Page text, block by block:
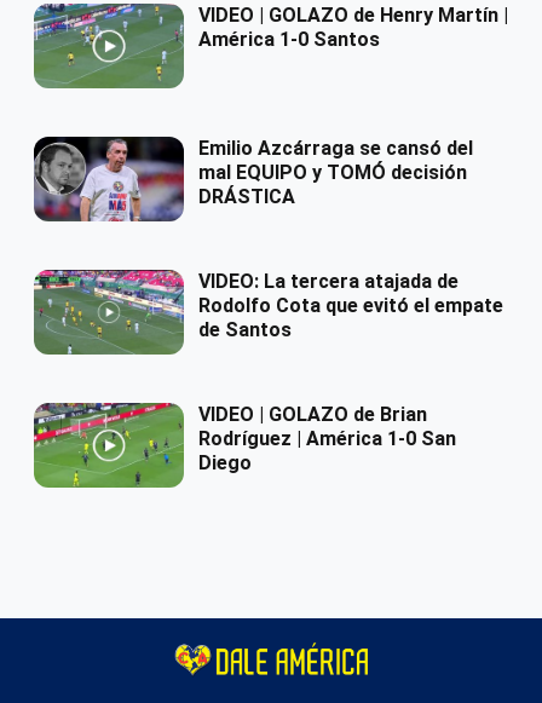
VIDEO | GOLAZO de Henry Martín |
América 1-0 Santos
Emilio Azcárraga se cansó del
mal EQUIPO y TOMÓ decisión
DRÁSTICA
VIDEO: La tercera atajada de
Rodolfo Cota que evitó el empate
de Santos
VIDEO | GOLAZO de Brian
Rodríguez | América 1-0 San
Diego